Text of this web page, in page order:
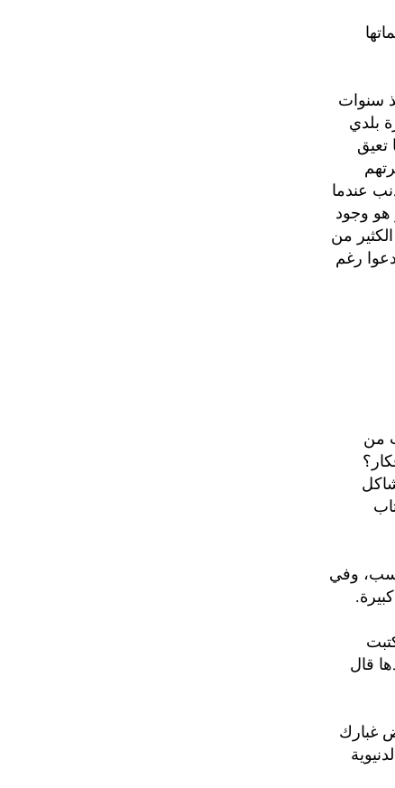
سنوات
بلدي
عندما
هو وجود
من
رغم
من
وفي
قال
غبارك